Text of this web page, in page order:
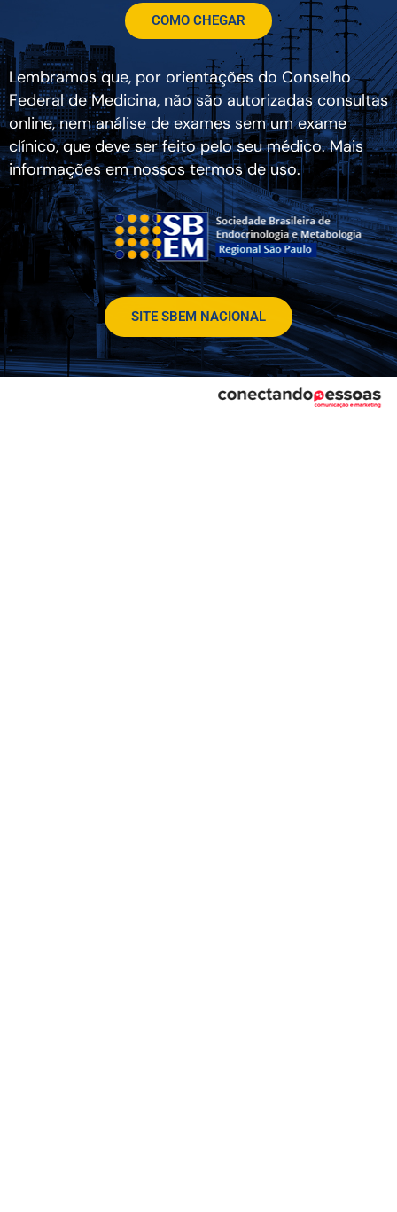
COMO CHEGAR
Lembramos que, por orientações do Conselho
Federal de Medicina, não são autorizadas consultas
online, nem análise de exames sem um exame
clínico, que deve ser feito pelo seu médico. Mais
informações em nossos termos de uso.
SITE SBEM NACIONAL